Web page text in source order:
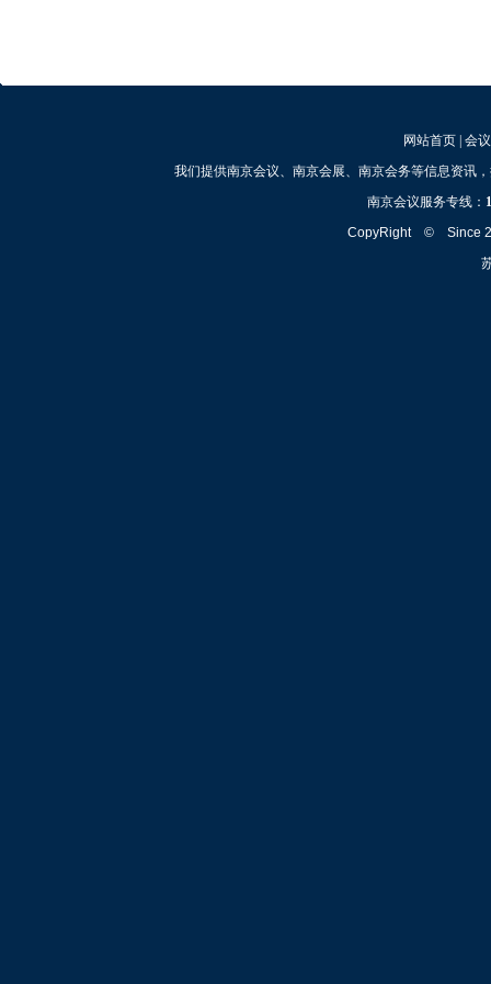
网站首页| 会
我们提供南京会议、南京会展、南京会务等信息资讯
南京会议服务专线：
CopyRight © Since